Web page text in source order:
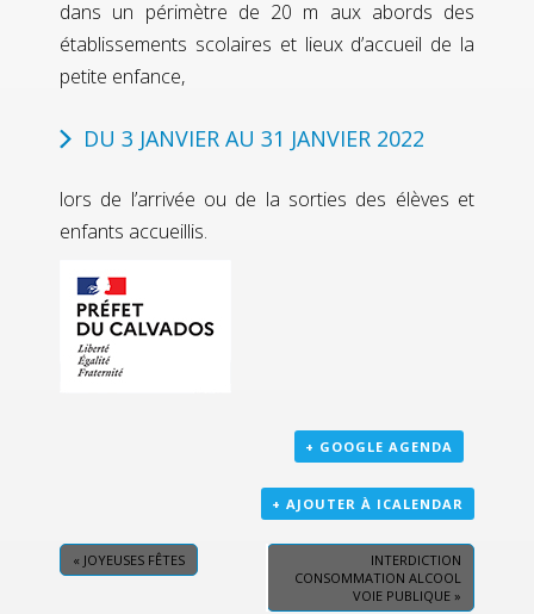
dans un périmètre de 20 m aux abords des
établissements scolaires et lieux d’accueil de la
petite enfance,
DU 3 JANVIER AU 31 JANVIER 2022
lors de l’arrivée ou de la sorties des élèves et
enfants accueillis.
+ GOOGLE AGENDA
+ AJOUTER À ICALENDAR
« JOYEUSES FÊTES
INTERDICTION
CONSOMMATION ALCOOL
VOIE PUBLIQUE »